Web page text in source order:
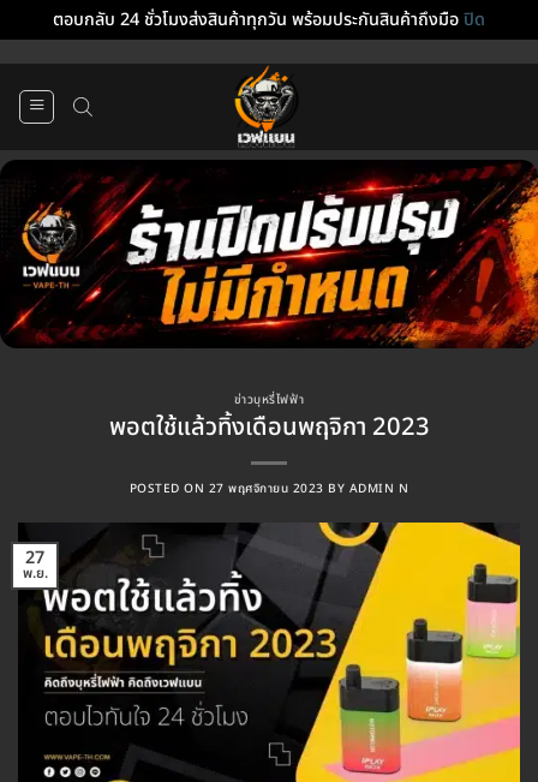
ตอบกลับ 24 ชั่วโมงส่งสินค้าทุกวัน พร้อมประกันสินค้าถึงมือปิด
ข่าวบุหรี่ไฟฟ้า
พอตใช้แล้วทิ้งเดือนพฤจิกา 2023
POSTED ON 27 พฤศจิกายน 2023 BY ADMIN N
27
พ.ย.